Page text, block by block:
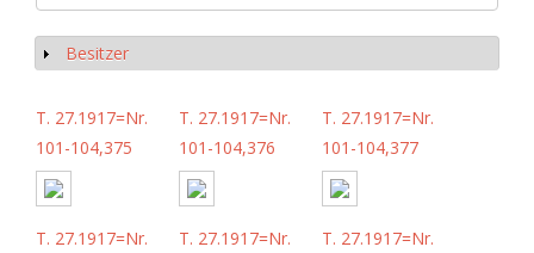
Show
Besitzer
T. 27.1917=Nr.
101-104,375
T. 27.1917=Nr.
101-104,376
T. 27.1917=Nr.
101-104,377
T. 27.1917=Nr.
T. 27.1917=Nr.
T. 27.1917=Nr.